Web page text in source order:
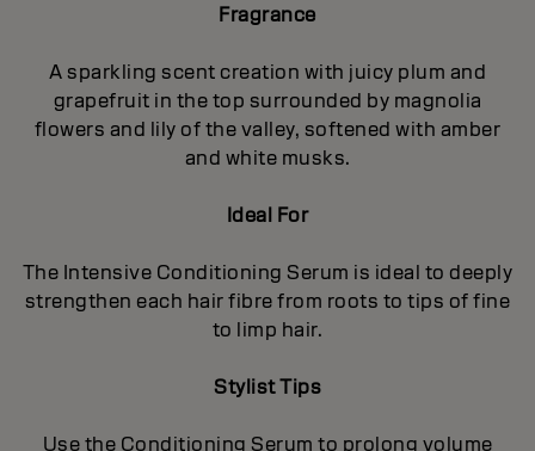
Fragrance
A sparkling scent creation with juicy plum and
grapefruit in the top surrounded by magnolia
flowers and lily of the valley, softened with amber
and white musks.
Ideal For
The Intensive Conditioning Serum is ideal to deeply
strengthen each hair fibre from roots to tips of fine
to limp hair.
Stylist Tips
Use the Conditioning Serum to prolong volume